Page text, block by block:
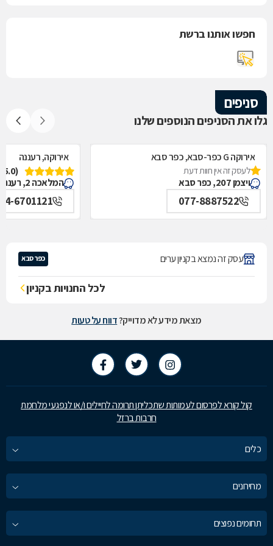
חפשו אותנו ברשת
סניפים
גלו את הסניפים הנוספים שלנו
אירוקה G כפר-סבא, כפר סבא
לעסק זה אין חוות דעת
ויצמן 207, כפר סבא
077-8887522
אירוקה, רעננה
(5.0)
המלאכה 2, רעננה
6701121
עסק זה נמצא בקניון ערים כפר סבא
לכל החנויות בקניון
מצאת מידע לא מדוייק?דווח על טעות
קול קורא לפרסום לעמותות שתכליתן תרומה לחיילים ו/או לנפגעי מלחמת
חרבות ברזל
כלים
מחירונים
תחומים נפוצים